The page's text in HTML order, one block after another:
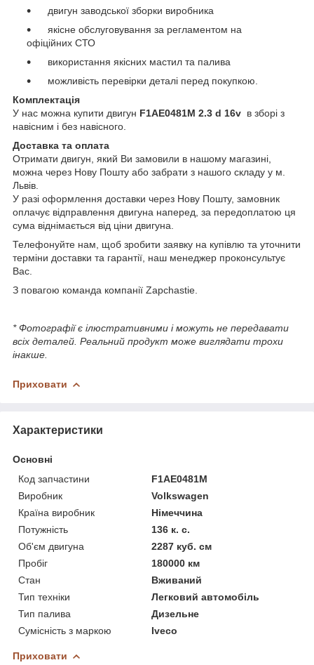
двигун заводської зборки виробника
якісне обслуговування за регламентом на
офіційних СТО
використання якісних мастил та палива
можливість перевірки деталі перед покупкою.
Комплектація
У нас можна купити двигун F1AE0481M 2.3 d 16v в зборі з
навісним і без навісного.
Доставка та оплата
Отримати двигун, який Ви замовили в нашому магазині,
можна через Нову Пошту або забрати з нашого складу у м.
Львів.
У разі оформлення доставки через Нову Пошту, замовник
оплачує відправлення двигуна наперед, за передоплатою ця
сума віднімається від ціни двигуна.
Телефонуйте нам, щоб зробити заявку на купівлю та уточнити
терміни доставки та гарантії, наш менеджер проконсультує
Вас.
З повагою команда компанії Zapchastie.
* Фотографії є ілюстративними і можуть не передавати
всіх деталей. Реальний продукт може виглядати трохи
інакше.
Приховати
Характеристики
Основні
Код запчастини
F1AE0481M
Виробник
Volkswagen
Країна виробник
Німеччина
Потужність
136 к. с.
Об'єм двигуна
2287 куб. см
Пробіг
180000 км
Стан
Вживаний
Тип техніки
Легковий автомобіль
Тип палива
Дизельне
Сумісність з маркою
Iveco
Приховати